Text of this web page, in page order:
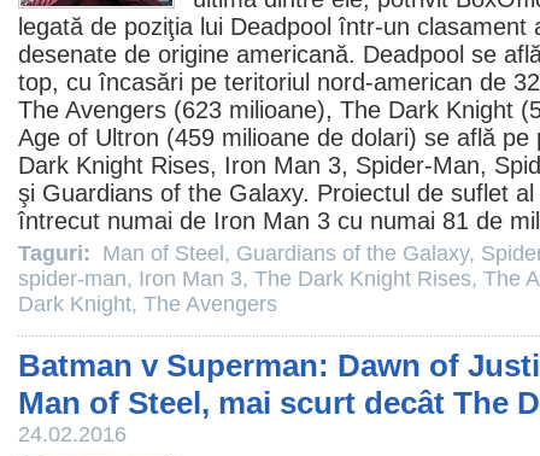
legată de poziţia lui Deadpool într-un clasament
desenate de origine americană. Deadpool se
top, cu încasări pe teritoriul nord-american de
The Avengers (623 milioane), The Dark Knight
Age of Ultron (459 milioane de dolari) se află
Dark Knight Rises, Iron Man 3, Spider-Man,
şi Guardians of the Galaxy. Proiectul de suflet
întrecut numai de Iron Man 3 cu numai 81 de
Taguri: Man of Steel , Guardians of the Galaxy,
spider-man, Iron Man 3, The Dark Knight Rises, The
Dark Knight, The Avengers
Batman v Superman: Dawn of
Man of Steel, mai scurt decât The
24.02.2016